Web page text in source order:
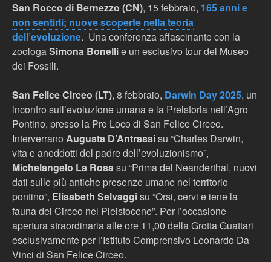
San Rocco di Bernezzo (CN), 15 febbraio, 165 anni e
non sentirli; nuove scoperte nella teoria
dell’evoluzione. Una conferenza affascinante con la
zoologaSimona Bonellie un esclusivo tour del Museo
dei Fossili.
San Felice Circeo (LT), 8 febbraio, Darwin Day 2025, un
incontro sull’evoluzione umana e la Preistoria nell’Agro
Pontino, presso la Pro Loco di San Felice Circeo.
Interverrano Augusta D’Antrassisu “Charles Darwin,
vita e aneddotti del padre dell’evoluzionismo”,
Michelangelo La Rosasu “Prima del Neanderthal, nuovi
dati sulle più antiche presenze umane nel territorio
pontino”, Elisabeth Selvaggisu “Orsi, cervi e iene la
fauna del Circeo nel Pleistocene”. Per l’occasione
apertura straordinaria alle ore 11,00 della Grotta Guattari
esclusivamente per l’Istituto Comprensivo Leonardo Da
Vinci di San Felice Circeo.